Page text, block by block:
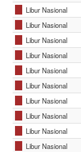
Libur Nasional
Libur Nasional
Libur Nasional
Libur Nasional
Libur Nasional
Libur Nasional
Libur Nasional
Libur Nasional
Libur Nasional
Libur Nasional